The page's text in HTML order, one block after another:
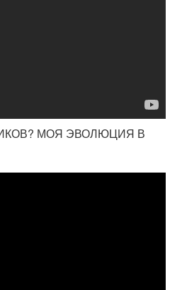
МОЯ ЭВОЛЮЦИЯ В